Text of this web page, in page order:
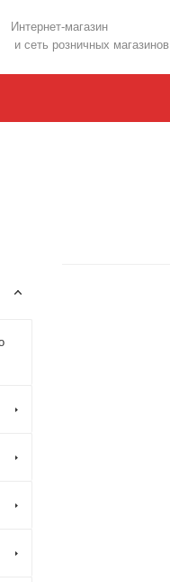
Интернет-магазин
и сеть розничных магазинов